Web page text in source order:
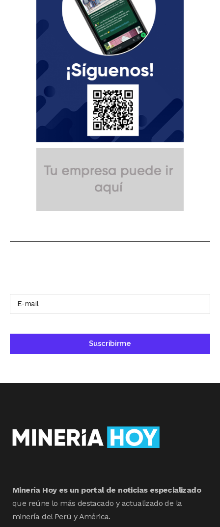
Minería Hoy es un portal de noticias especializado
que reúne lo más destacado y actualizado de la
minería del Perú y América.